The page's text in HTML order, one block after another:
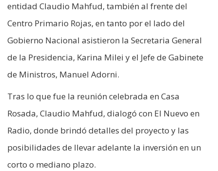
entidad Claudio Mahfud, también al frente del
Centro Primario Rojas, en tanto por el lado del
Gobierno Nacional asistieron la Secretaria General
de la Presidencia, Karina Milei y el Jefe de Gabinete
de Ministros, Manuel Adorni.
Tras lo que fue la reunión celebrada en Casa
Rosada, Claudio Mahfud, dialogó con El Nuevo en
Radio, donde brindó detalles del proyecto y las
posibilidades de llevar adelante la inversión en un
corto o mediano plazo.